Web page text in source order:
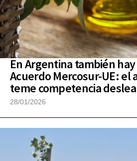
En Argentina también
Acuerdo Mercosur-UE: el
teme competencia
28/01/2026